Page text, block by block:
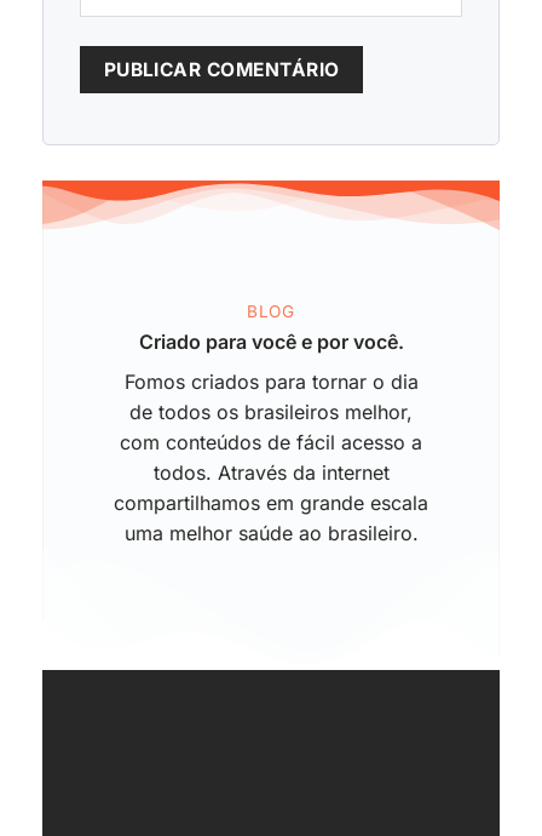
BLOG
Criado para você e por você.
Fomos criados para tornar o dia
de todos os brasileiros melhor,
com conteúdos de fácil acesso a
todos. Através da internet
compartilhamos em grande escala
uma melhor saúde ao brasileiro.